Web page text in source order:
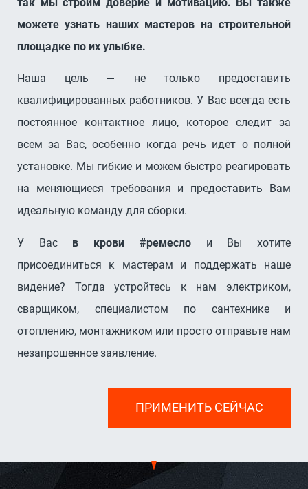
можете узнать наших мастеров на строительной
площадке по их улыбке.
Наша цель — не только предоставить
квалифицированных работников. У Вас всегда есть
постоянное контактное лицо, которое следит за
всем за Вас, особенно когда речь идет о полной
установке. Мы гибкие и можем быстро реагировать
на меняющиеся требования и предоставить Вам
идеальную команду для сборки.
У Вас в крови #ремеслои Вы хотите
присоединиться к мастерам и поддержать наше
видение? Тогда устройтесь к нам электриком,
сварщиком, специалистом по сантехнике и
отоплению, монтажником или просто отправьте нам
незапрошенное заявление.
ПРИМЕНИТЬ СЕЙЧАС